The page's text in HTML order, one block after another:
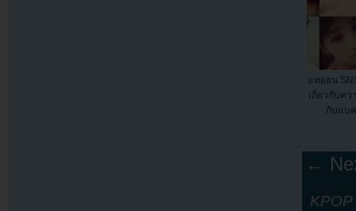
แทยอน
เกี่ยวกับคว
กับแบ
←